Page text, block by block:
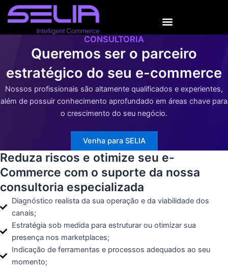
para
CONSULTORIA
Queremos ser o parceiro
estratégico do seu e-commerce
Nossos profissionais são altamente qualificados e experientes,
além de possuir conhecimento aprofundado em áreas chave para
o crescimento do seu negócio.
Venha para SELIA
Reduza riscos e otimize seu e-
Commerce com o suporte da nossa
consultoria especializada
Diagnóstico realista da sua operação e da viabilidade dos
canais;
Estratégia sob medida para estruturar ou otimizar sua
presença nos marketplaces;
Indicação de ferramentas e processos adequados ao seu
momento;